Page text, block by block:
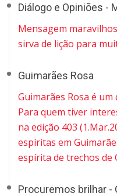
Diálogo e Opiniões -
Mensagem
sirva de lição para
Guimarães Rosa
Guimarães Rosa é
Para quem tiver
na edição 403
espíritas em
espírita de trechos de
Procuremos brilhar -